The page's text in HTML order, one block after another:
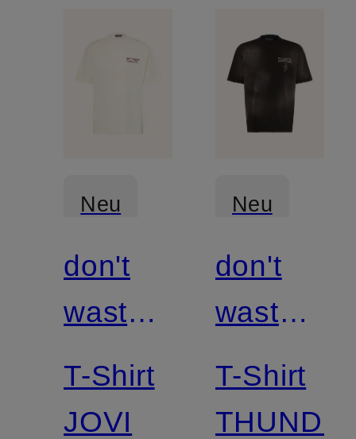
Neu
don't
waste
culture
T-Shirt
JOVI
Neu
don't
waste
culture
T-Shirt